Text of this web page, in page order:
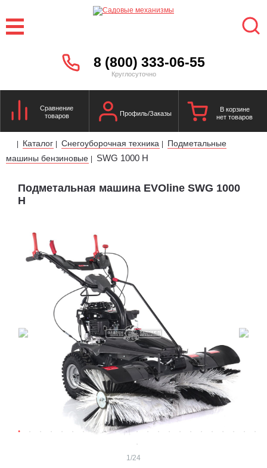
8 (800) 333-06-55
Круглосуточно
Сравнение
товаров
Профиль/Заказы
В корзине
нет товаров
| Каталог | Снегоуборочная техника |
Подметальные
машины бензиновые | SWG 1000 H
Подметальная машина EVOline SWG 1000
H
1 /24